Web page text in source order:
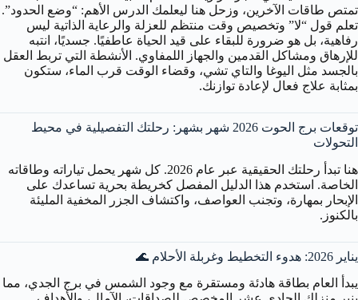
تمتص طاقات الآخرين، وزحل هنا ليعلمك الدرس الأهم: “وضع الحدود”.
تعلم قول “لا” وتخصيص وقت منتظم للعزلة والرعاية الذاتية ليس
رفاهية، بل هو ضرورة للبقاء على قيد الحياة عاطفيًا. جسديًا، انتبه
للإرهاق ومشاكل القدمين والجهاز اللمفاوي. الأنشطة التي تربط العقل
بالجسد مثل اليوغا والتاي تشي، وقضاء الوقت قرب الماء، ستكون
بمثابة علاج فعال لإعادة توازنك.
توقعات برج الحوت 2026 شهر بشهر: رحلتك التفصيلية في محيط
التحولات
هنا تبدأ رحلتك الحقيقية عبر عام 2026. كل شهر يحمل تياراته وطاقاته
الخاصة. استخدم هذا الدليل المفصل كخريطة بحرية تساعدك على
الإبحار بمهارة، وتجنب العواصف، واكتشاف الجزر المخفية المليئة
بالكنوز.
يناير 2026: هدوء التخطيط وغربلة الأحلام 🌊
يبدأ العام بطاقة هادئة ومستقرة مع وجود الشمس في برج الجدي، مما